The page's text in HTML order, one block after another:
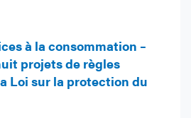
à la consommation –
projets de règles
Loi sur la protection du